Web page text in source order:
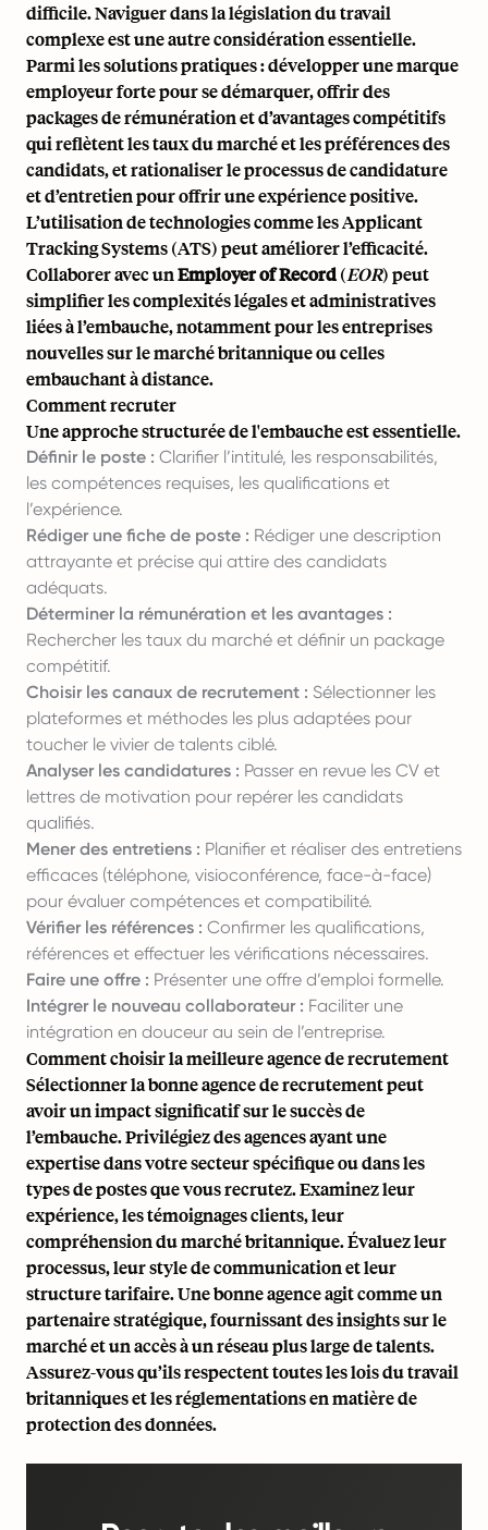
difficile. Naviguer dans la législation du travail
complexe est une autre considération essentielle.
Parmi les solutions pratiques : développer une marque
employeur forte pour se démarquer, offrir des
packages de rémunération et d’avantages compétitifs
qui reflètent les taux du marché et les préférences des
candidats, et rationaliser le processus de candidature
et d’entretien pour offrir une expérience positive.
L’utilisation de technologies comme les Applicant
Tracking Systems (ATS) peut améliorer l’efficacité.
Collaborer avec unEmployer of Record(EOR) peut
simplifier les complexités légales et administratives
liées à l’embauche, notamment pour les entreprises
nouvelles sur le marché britannique ou celles
embauchant à distance.
Comment recruter
Une approche structurée de l'embauche est essentielle.
Définir le poste : Clarifier l’intitulé, les responsabilités,
les compétences requises, les qualifications et
l’expérience.
Rédiger une fiche de poste : Rédiger une description
attrayante et précise qui attire des candidats
adéquats.
Déterminer la rémunération et les avantages :
Rechercher les taux du marché et définir un package
compétitif.
Choisir les canaux de recrutement : Sélectionner les
plateformes et méthodes les plus adaptées pour
toucher le vivier de talents ciblé.
Analyser les candidatures : Passer en revue les CV et
lettres de motivation pour repérer les candidats
qualifiés.
Mener des entretiens : Planifier et réaliser des entretiens
efficaces (téléphone, visioconférence, face-à-face)
pour évaluer compétences et compatibilité.
Vérifier les références : Confirmer les qualifications,
références et effectuer les vérifications nécessaires.
Faire une offre : Présenter une offre d’emploi formelle.
Intégrer le nouveau collaborateur : Faciliter une
intégration en douceur au sein de l’entreprise.
Comment choisir la meilleure agence de recrutement
Sélectionner la bonne agence de recrutement peut
avoir un impact significatif sur le succès de
l’embauche. Privilégiez des agences ayant une
expertise dans votre secteur spécifique ou dans les
types de postes que vous recrutez. Examinez leur
expérience, les témoignages clients, leur
compréhension du marché britannique. Évaluez leur
processus, leur style de communication et leur
structure tarifaire. Une bonne agence agit comme un
partenaire stratégique, fournissant des insights sur le
marché et un accès à un réseau plus large de talents.
Assurez-vous qu’ils respectent toutes les lois du travail
britanniques et les réglementations en matière de
protection des données.